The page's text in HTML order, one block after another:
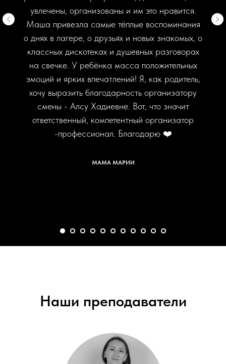
увлечены, организованы и им это нравится.
Маша привезла самые тёплые воспоминания
о днях в лагере, о друзьях и новых знакомых, о
классных дискотеках и душевных разговорах
на свечке. У ребёнка масса положительных
эмоций и ярких впечатлений! Я, как родитель,
хочу выразить благодарность организатору
смены - Алсу Хадиевне. Вот, что значит
ответственный, компетентный организатор
-профессионал. Благодарю ❤️
МАМА МАРИИ
Наши преподаватели